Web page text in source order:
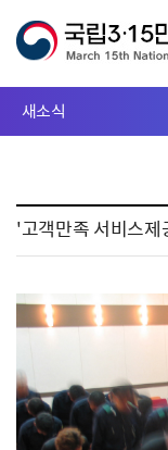
새소식
'고객만족 서비스제